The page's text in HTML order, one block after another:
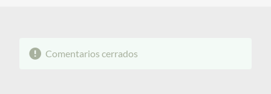
Comentarios cerrados